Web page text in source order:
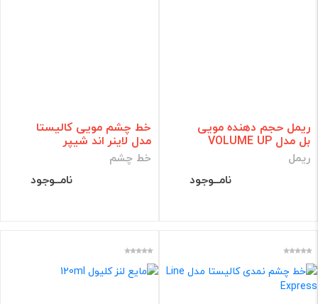
ریمل حجم دهنده مویی
بل مدل VOLUME UP
ریمل
نامــوجود
خط چشم مویی کالیستا
مدل لاینر اند شیپر
خط چشم
نامــوجود